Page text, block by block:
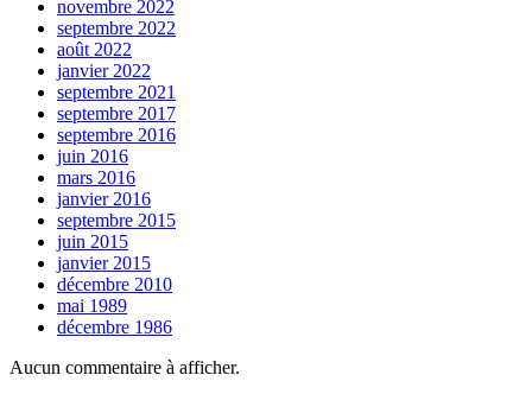
novembre 2022
septembre 2022
août 2022
janvier 2022
septembre 2021
septembre 2017
septembre 2016
juin 2016
mars 2016
janvier 2016
septembre 2015
juin 2015
janvier 2015
décembre 2010
mai 1989
décembre 1986
Aucun commentaire à afficher.